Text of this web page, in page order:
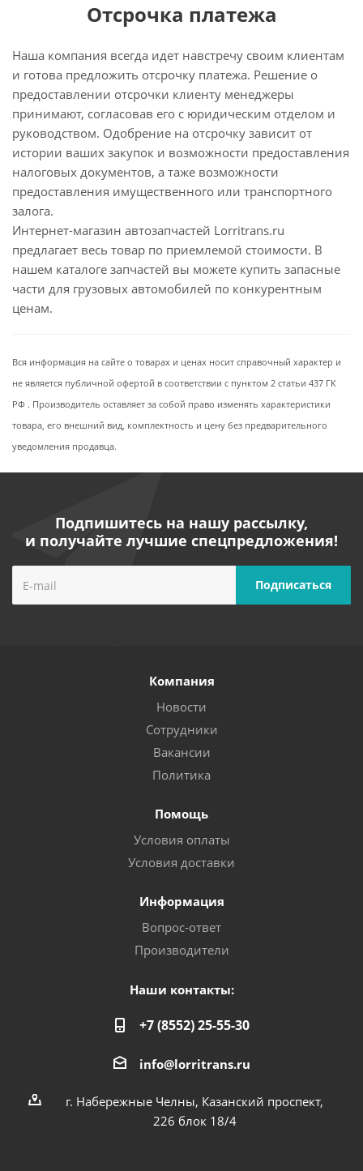
Отсрочка платежа
Наша компания всегда идет навстречу своим клиентам
и готова предложить отсрочку платежа. Решение о
предоставлении отсрочки клиенту менеджеры
принимают, согласовав его с юридическим отделом и
руководством. Одобрение на отсрочку зависит от
истории ваших закупок и возможности предоставления
налоговых документов, а таже возможности
предоставления имущественного или транспортного
залога.
Интернет-магазин автозапчастей Lorritrans.ru
предлагает весь товар по приемлемой стоимости. В
нашем каталоге запчастей вы можете купить запасные
части для грузовых автомобилей по конкурентным
ценам.
Вся информация на сайте о товарах и ценах носит справочный характер и
не является публичной офертой в соответствии с пунктом 2 статьи 437 ГК
РФ . Производитель оставляет за собой право изменять характеристики
товара, его внешний вид, комплектность и цену без предварительного
уведомления продавца.
Подпишитесь на нашу рассылку,
и получайте лучшие спецпредложения!
Компания
Новости
Сотрудники
Вакансии
Политика
Помощь
Условия оплаты
Условия доставки
Информация
Вопрос-ответ
Производители
Наши контакты:
+7 (8552) 25-55-30
info@lorritrans.ru
г. Набережные Челны, Казанский проспект,
226 блок 18/4